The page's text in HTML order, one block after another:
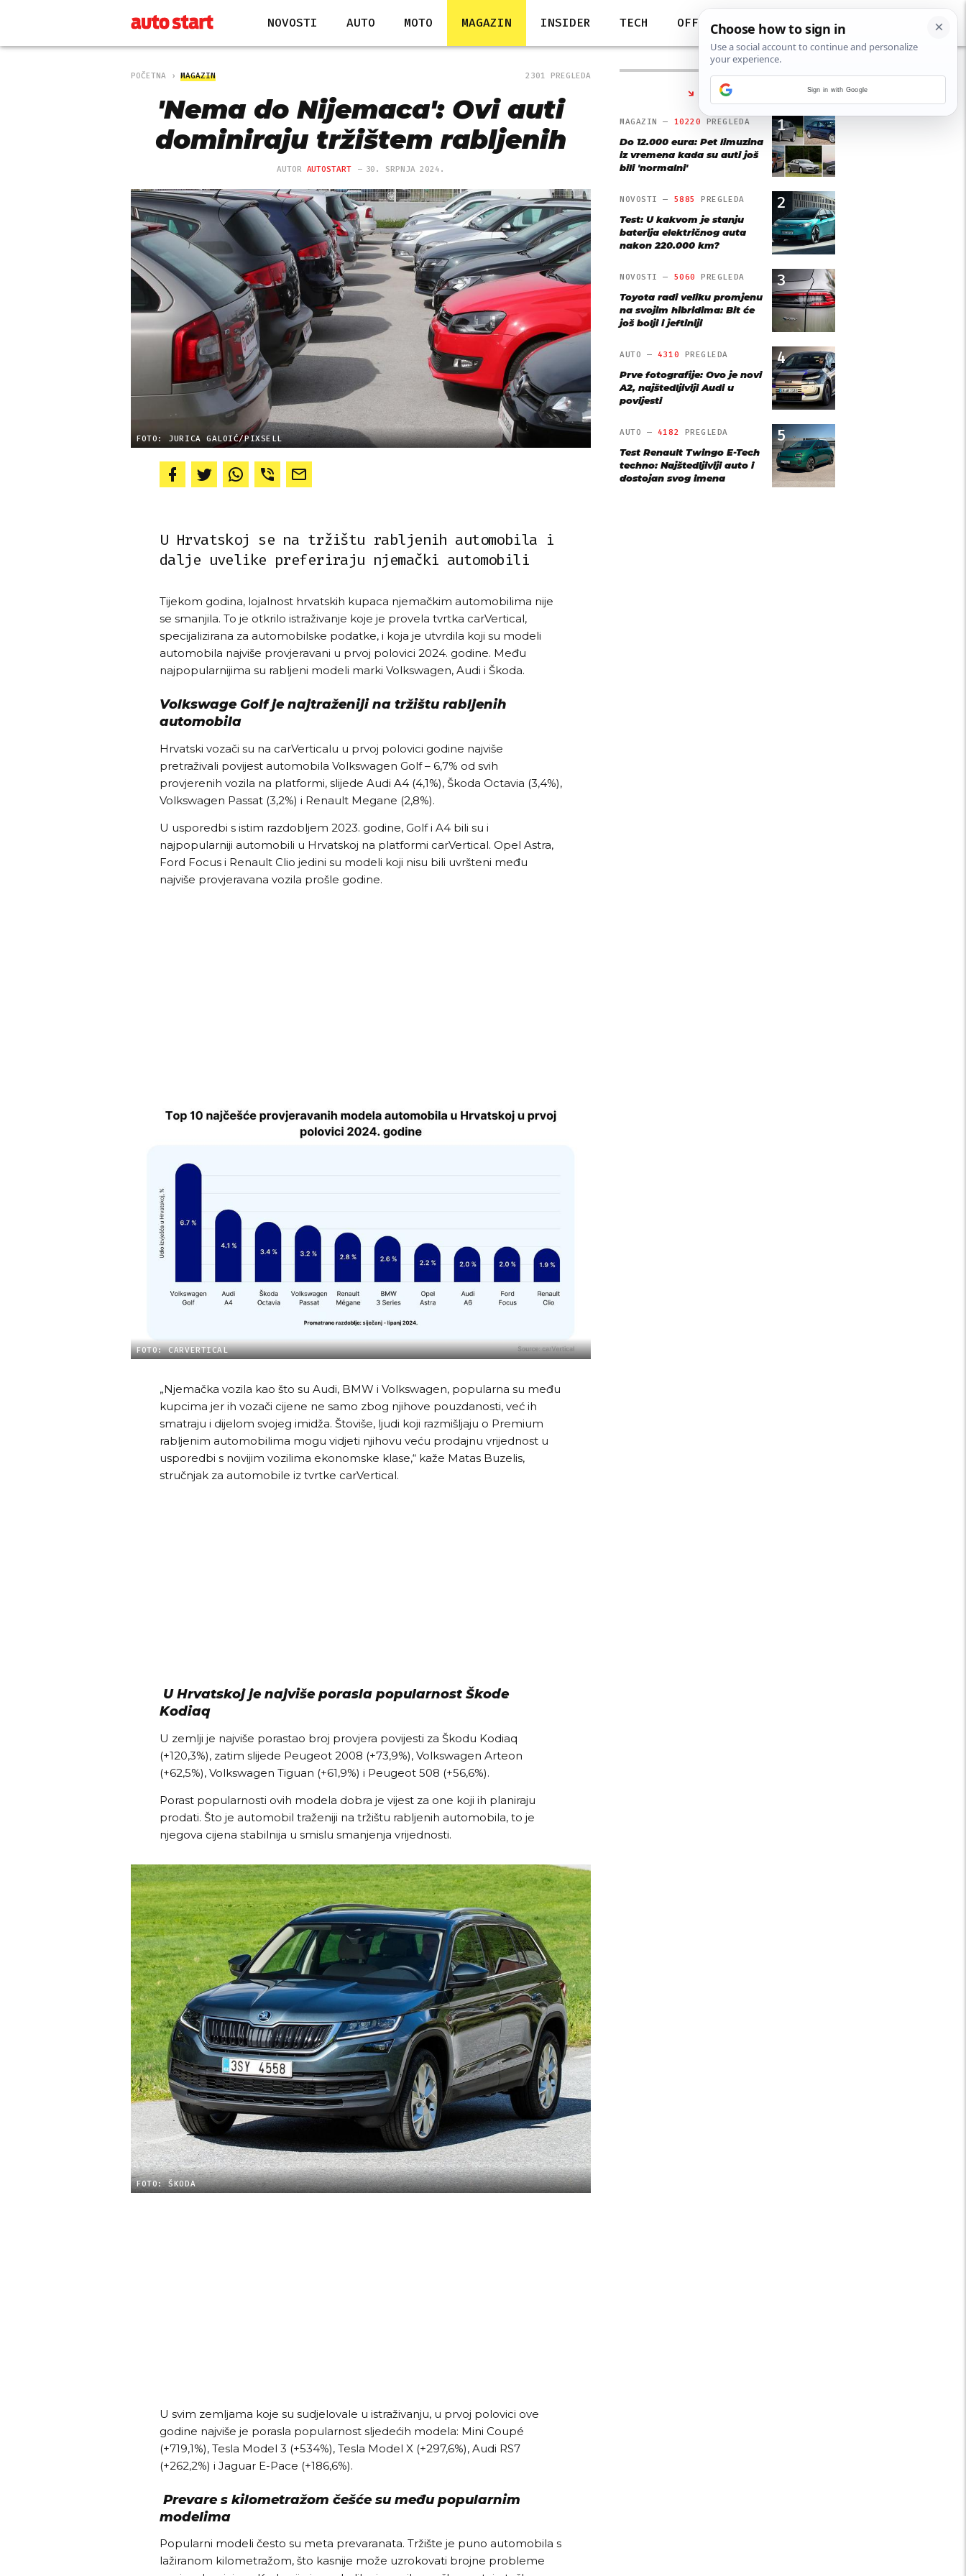
NOVOSTI AUTO MOTO MAGAZIN INSIDER TECH OFF
POČETNA MAGAZIN 2301 PREGLEDA
'Nema do Nijemaca': Ovi auti
dominiraju tržištem rabljenih
AUTOR AUTOSTART 30. SRPNJA 2024.
FOTO: JURICA GALOIĆ/PIXSELL
U Hrvatskoj se na tržištu rabljenih automobila i
dalje uvelike preferiraju njemački automobili
Tijekom godina, lojalnost hrvatskih kupaca njemačkim automobilima nije
se smanjila. To je otkrilo istraživanje koje je provela tvrtka carVertical,
specijalizirana za automobilske podatke, i koja je utvrdila koji su modeli
automobila najviše provjeravani u prvoj polovici 2024. godine. Među
najpopularnijima su rabljeni modeli marki Volkswagen, Audi i Škoda.
Volkswage Golf je najtraženiji na tržištu rabljenih
automobila
Hrvatski vozači su na carVerticalu u prvoj polovici godine najviše
pretraživali povijest automobila Volkswagen Golf – 6,7% od svih
provjerenih vozila na platformi, slijede Audi A4 (4,1%), Škoda Octavia (3,4%),
Volkswagen Passat (3,2%) i Renault Megane (2,8%).
U usporedbi s istim razdobljem 2023. godine, Golf i A4 bili su i
najpopularniji automobili u Hrvatskoj na platformi carVertical. Opel Astra,
Ford Focus i Renault Clio jedini su modeli koji nisu bili uvršteni među
najviše provjeravana vozila prošle godine.
FOTO: CARVERTICAL
„Njemačka vozila kao što su Audi, BMW i Volkswagen, popularna su među
kupcima jer ih vozači cijene ne samo zbog njihove pouzdanosti, već ih
smatraju i dijelom svojeg imidža. Štoviše, ljudi koji razmišljaju o Premium
rabljenim automobilima mogu vidjeti njihovu veću prodajnu vrijednost u
usporedbi s novijim vozilima ekonomske klase,“ kaže Matas Buzelis,
stručnjak za automobile iz tvrtke carVertical.
U Hrvatskoj je najviše porasla popularnost Škode
Kodiaq
U zemlji je najviše porastao broj provjera povijesti za Škodu Kodiaq
(+120,3%), zatim slijede Peugeot 2008 (+73,9%), Volkswagen Arteon
(+62,5%), Volkswagen Tiguan (+61,9%) i Peugeot 508 (+56,6%).
Porast popularnosti ovih modela dobra je vijest za one koji ih planiraju
prodati. Što je automobil traženiji na tržištu rabljenih automobila, to je
njegova cijena stabilnija u smislu smanjenja vrijednosti.
FOTO: ŠKODA
U svim zemljama koje su sudjelovale u istraživanju, u prvoj polovici ove
godine najviše je porasla popularnost sljedećih modela: Mini Coupé
(+719,1%), Tesla Model 3 (+534%), Tesla Model X (+297,6%), Audi RS7
(+262,2%) i Jaguar E-Pace (+186,6%).
Prevare s kilometražom češće su među popularnim
modelima
Popularni modeli često su meta prevaranata. Tržište je puno automobila s
lažiranom kilometražom, što kasnije može uzrokovati brojne probleme
NAJČITANIJE
1
MAGAZIN — 10220 PREGLEDA
Do 12.000 eura: Pet limuzina
iz vremena kada su auti još
bili 'normalni'
2
NOVOSTI — 5885 PREGLEDA
Test: U kakvom je stanju
baterija električnog auta
nakon 220.000 km?
3
NOVOSTI — 5060 PREGLEDA
Toyota radi veliku promjenu
na svojim hibridima: Bit će
još bolji i jeftiniji
4
AUTO — 4310 PREGLEDA
Prve fotografije: Ovo je novi
A2, najštedljiviji Audi u
povijesti
5
AUTO — 4182 PREGLEDA
Test Renault Twingo E-Tech
techno: Najštedljiviji auto i
dostojan svog imena
Sign in with Google